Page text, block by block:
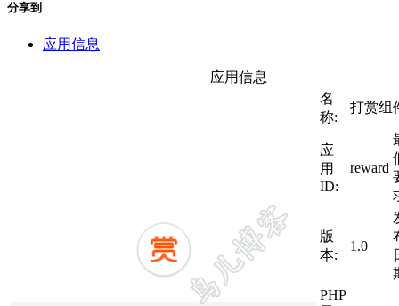
分享到
应用信息
应用信息
名
称:
打赏组
应
用
ID:
reward
版
本:
1.0
PHP